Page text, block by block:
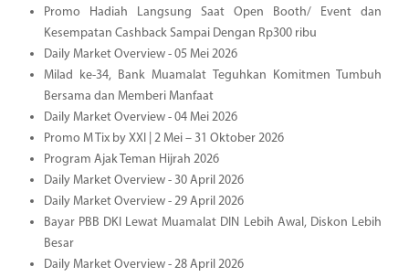
Promo Hadiah Langsung Saat Open Booth/ Event dan
Kesempatan Cashback Sampai Dengan Rp300 ribu
Daily Market Overview - 05 Mei 2026
Milad ke-34, Bank Muamalat Teguhkan Komitmen Tumbuh
Bersama dan Memberi Manfaat
Daily Market Overview - 04 Mei 2026
Promo M Tix by XXI | 2 Mei – 31 Oktober 2026
Program Ajak Teman Hijrah 2026
Daily Market Overview - 30 April 2026
Daily Market Overview - 29 April 2026
Bayar PBB DKI Lewat Muamalat DIN Lebih Awal, Diskon Lebih
Besar
Daily Market Overview - 28 April 2026